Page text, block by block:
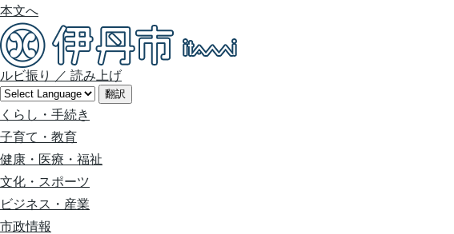
本文へ
ルビ振り ／ 読み上げ
翻訳
くらし・手続き
子育て・教育
健康・医療・福祉
文化・スポーツ
ビジネス・産業
市政情報